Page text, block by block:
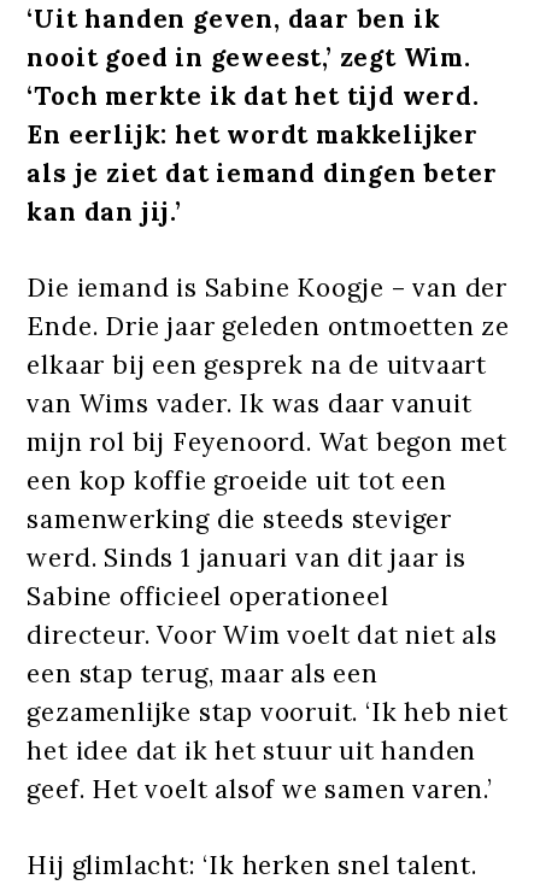
‘Uit handen geven, daar ben ik
nooit goed in geweest,’ zegt Wim.
‘Toch merkte ik dat het tijd werd.
En eerlijk: het wordt makkelijker
als je ziet dat iemand dingen beter
kan dan jij.’
Die iemand is Sabine Koogje – van der
Ende. Drie jaar geleden ontmoetten ze
elkaar bij een gesprek na de uitvaart
van Wims vader. Ik was daar vanuit
mijn rol bij Feyenoord. Wat begon met
een kop koffie groeide uit tot een
samenwerking die steeds steviger
werd. Sinds 1 januari van dit jaar is
Sabine officieel operationeel
directeur. Voor Wim voelt dat niet als
een stap terug, maar als een
gezamenlijke stap vooruit. ‘Ik heb niet
het idee dat ik het stuur uit handen
geef. Het voelt alsof we samen varen.’
Hij glimlacht: ‘Ik herken snel talent.